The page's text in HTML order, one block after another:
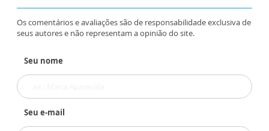
Os comentários e avaliações são de responsabilidade exclusiva de
seus autores e não representam a opinião do site.
Seu nome
Seu e-mail